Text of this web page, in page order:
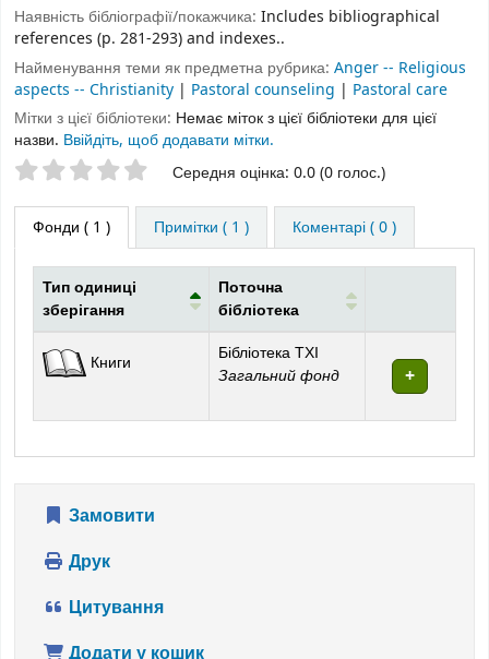
Наявність бібліографії/покажчика: Includes bibliographical
references (p. 281-293) and indexes..
Найменування теми як предметна рубрика: Anger -- Religious
aspects -- Christianity | Pastoral counseling | Pastoral care
Мітки з цієї бібліотеки: Немає міток з цієї бібліотеки для цієї
назви. Ввійдіть, щоб додавати мітки.
Оцінки зірочкамиСередня оцінка: 0.0 (0 голос.)
Фонди ( 1 ) Примітки ( 1 ) Коментарі ( 0 )
Фонди
Тип одиниці
зберігання
Поточна
бібліотека
Книги Бібліотека ТХІ
Загальний фонд
Замовити
Друк
Цитування
Додати у кошик